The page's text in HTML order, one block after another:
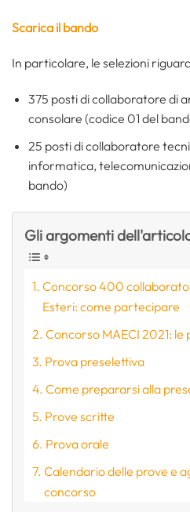
Scarica il bando
In particolare, le selezioni
375 posti di collaboratore di
consolare (codice 01 del
25 posti di collaboratore
informatica,
bando)
Gli argomenti
Concorso 400
Esteri: come partecipare
Concorso MAECI 2021: le
Prova preselettiva
Come prepararsi alla
Prove scritte
Prova orale
Calendario delle prove e
concorso